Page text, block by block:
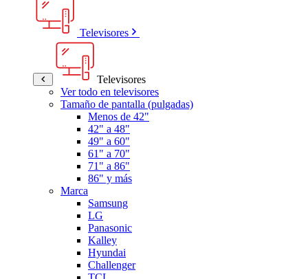
Televisores
Televisores
Ver todo en televisores
Tamaño de pantalla (pulgadas)
Menos de 42"
42" a 48"
49" a 60"
61" a 70"
71" a 86"
86" y más
Marca
Samsung
LG
Panasonic
Kalley
Hyundai
Challenger